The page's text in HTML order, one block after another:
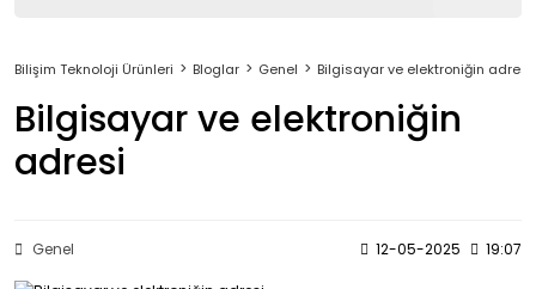
Bilişim Teknoloji Ürünleri Bloglar Genel Bilgisayar ve elektroniğin adresi
Bilgisayar ve elektroniğin
adresi
Genel 12-05-2025 19:07